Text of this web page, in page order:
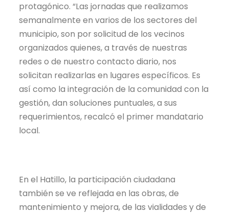
protagónico. “Las jornadas que realizamos
semanalmente en varios de los sectores del
municipio, son por solicitud de los vecinos
organizados quienes, a través de nuestras
redes o de nuestro contacto diario, nos
solicitan realizarlas en lugares específicos. Es
así como la integración de la comunidad con la
gestión, dan soluciones puntuales, a sus
requerimientos, recalcó el primer mandatario
local.
En el Hatillo, la participación ciudadana
también se ve reflejada en las obras, de
mantenimiento y mejora, de las vialidades y de